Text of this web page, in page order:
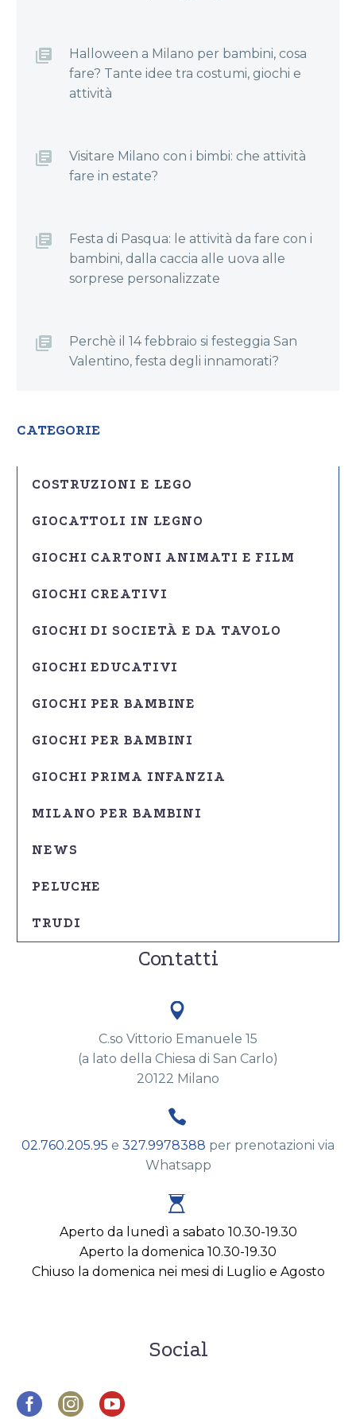
Halloween a Milano per bambini, cosa
fare? Tante idee tra costumi, giochi e
attività
Visitare Milano con i bimbi: che attività
fare in estate?
Festa di Pasqua: le attività da fare con i
bambini, dalla caccia alle uova alle
sorprese personalizzate
Perchè il 14 febbraio si festeggia San
Valentino, festa degli innamorati?
CATEGORIE
COSTRUZIONI E LEGO
GIOCATTOLI IN LEGNO
GIOCHI CARTONI ANIMATI E FILM
GIOCHI CREATIVI
GIOCHI DI SOCIETÀ E DA TAVOLO
GIOCHI EDUCATIVI
GIOCHI PER BAMBINE
GIOCHI PER BAMBINI
GIOCHI PRIMA INFANZIA
MILANO PER BAMBINI
NEWS
PELUCHE
TRUDI
Contatti


C.so Vittorio Emanuele 15
(a lato della Chiesa di San Carlo)
20122 Milano


02.760.205.95 e 327.9978388 per prenotazioni via
Whatsapp


Aperto da lunedì a sabato 10.30-19.30
Aperto la domenica 10.30-19.30
Chiuso la domenica nei mesi di Luglio e Agosto
Social